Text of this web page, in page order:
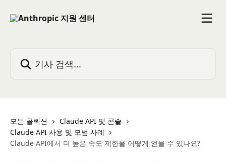
모든 콜렉션
Claude API 및 콘솔
Claude API 사용 및 모범 사례
Claude API에서 더 높은 속도 제한을 어떻게 얻을 수 있나요?